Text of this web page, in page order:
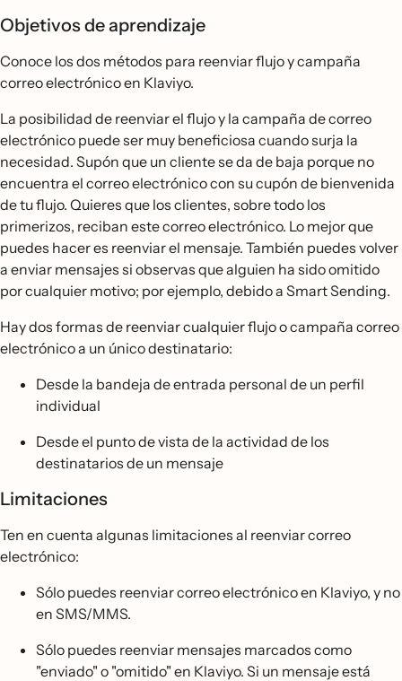
Objetivos de aprendizaje
Conoce los dos métodos para reenviar flujo y campaña
correo electrónico en Klaviyo.
La posibilidad de reenviar el flujo y la campaña de correo
electrónico puede ser muy beneficiosa cuando surja la
necesidad. Supón que un cliente se da de baja porque no
encuentra el correo electrónico con su cupón de bienvenida
de tu flujo. Quieres que los clientes, sobre todo los
primerizos, reciban este correo electrónico. Lo mejor que
puedes hacer es reenviar el mensaje. También puedes volver
a enviar mensajes si observas que alguien ha sido omitido
por cualquier motivo; por ejemplo, debido a Smart Sending.
Hay dos formas de reenviar cualquier flujo o campaña correo
electrónico a un único destinatario:
Desde la bandeja de entrada personal de un perfil
individual
Desde el punto de vista de la actividad de los
destinatarios de un mensaje
Limitaciones
Ten en cuenta algunas limitaciones al reenviar correo
electrónico:
Sólo puedes reenviar correo electrónico en Klaviyo, y no
en SMS/MMS.
Sólo puedes reenviar mensajes marcados como
"enviado" o "omitido" en Klaviyo. Si un mensaje está